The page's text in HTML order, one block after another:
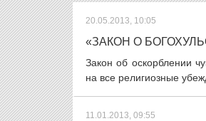
20.05.2013, 10:05
«ЗАКОН О
Закон об оскорблении
на все религиозные
11.01.2013, 09:55